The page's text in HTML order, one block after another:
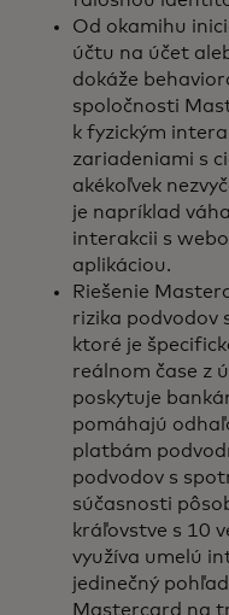
Od okamihu
účtu na účet
dokáže
spoločnosti
k fyzickým
zariadeniami s
akékoľvek
je napríklad
interakcii s
aplikáciou.
Riešenie
rizika podvodov
ktoré je
reálnom čase z
poskytuje
pomáhajú
platbám
podvodov s
súčasnosti
kráľovstve s 10
využíva umelú
jedinečný
Mastercard na